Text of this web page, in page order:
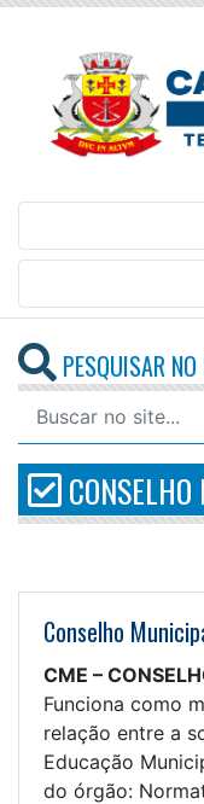
PESQUISAR
Conselho
CME –
Funciona como
relação entre a
Educação
do órgão: